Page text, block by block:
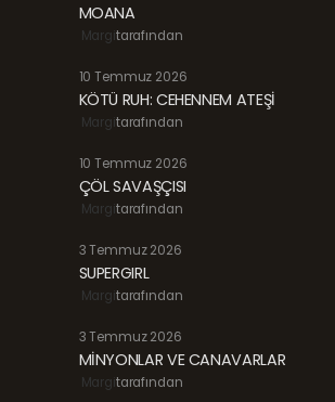
MOANA
Margitarafından
10 Temmuz 2026
KÖTÜ RUH: CEHENNEM ATEŞİ
Margitarafından
10 Temmuz 2026
ÇÖL SAVAŞÇISI
Margitarafından
3 Temmuz 2026
SUPERGIRL
Margitarafından
3 Temmuz 2026
MİNYONLAR VE CANAVARLAR
Margitarafından